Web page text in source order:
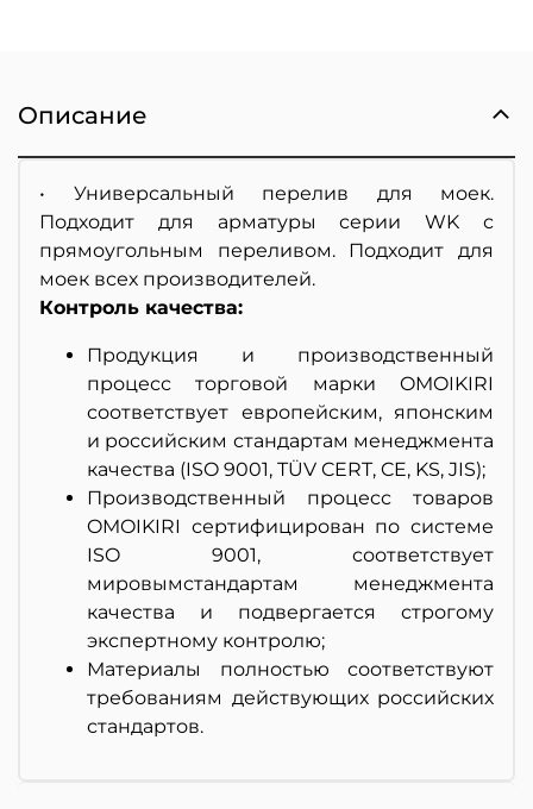
Описание
• Универсальный перелив для моек.
Подходит для арматуры серии WK с
прямоугольным переливом. Подходит для
моек всех производителей.
Контроль качества:
Продукция и производственный
процесс торговой марки OMOIKIRI
соответствует европейским, японским
и российским стандартам менеджмента
качества (ISO 9001, TÜV CERT, CE, KS, JIS);
Производственный процесс товаров
OMOIKIRI сертифицирован по системе
ISO 9001, соответствует
мировымстандартам менеджмента
качества и подвергается строгому
экспертному контролю;
Материалы полностью соответствуют
требованиям действующих российских
стандартов.